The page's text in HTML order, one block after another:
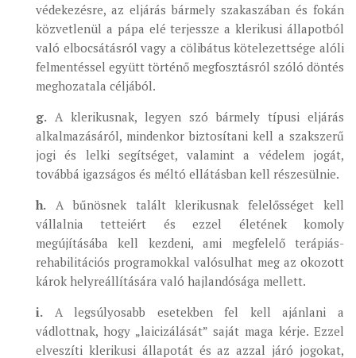
védekezésre, az eljárás bármely szakaszában és fokán
közvetlenül a pápa elé terjessze a klerikusi állapotból
való elbocsátásról vagy a cölibátus kötelezettsége alóli
felmentéssel együtt történő megfosztásról szóló döntés
meghozatala céljából.
g. A klerikusnak, legyen szó bármely típusi eljárás
alkalmazásáról, mindenkor biztosítani kell a szakszerű
jogi és lelki segítséget, valamint a védelem jogát,
továbbá igazságos és méltó ellátásban kell részesülnie.
h. A bűnösnek talált klerikusnak felelősséget kell
vállalnia tetteiért és ezzel életének komoly
megújításába kell kezdeni, ami megfelelő terápiás-
rehabilitációs programokkal valósulhat meg az okozott
károk helyreállítására való hajlandósága mellett.
i. A legsúlyosabb esetekben fel kell ajánlani a
vádlottnak, hogy „laicizálását” saját maga kérje. Ezzel
elveszíti klerikusi állapotát és az azzal járó jogokat,